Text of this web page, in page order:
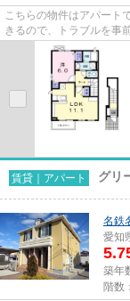
こちらの物件はアパート
きるので、トラブルを事
面所独立など豊富に揃って
賃貸｜アパート グリ
名鉄
愛知
築年
階数